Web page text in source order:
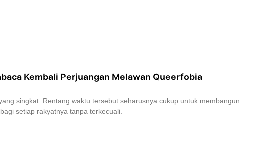
Kembali Perjuangan Melawan Queerfobia
singkat. Rentang waktu tersebut seharusnya cukup untuk membangun
setiap rakyatnya tanpa terkecuali.